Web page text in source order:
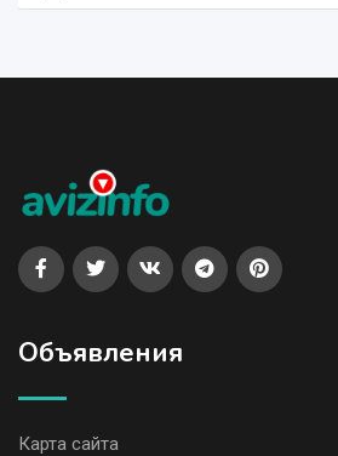
Объявления
Карта сайта